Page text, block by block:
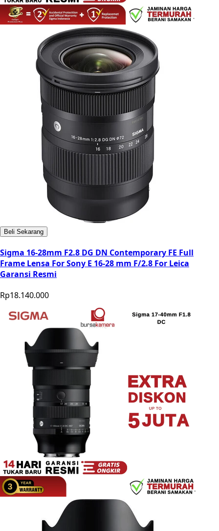
Beli Sekarang
Sigma 16-28mm F2.8 DG DN Contemporary FE Full
Frame Lensa For Sony E 16-28 mm F/2.8 For Leica
Garansi Resmi
Rp18.140.000